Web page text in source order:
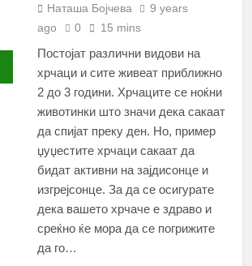
Наташа Бојчева
9 years
ago
0 15 mins
Постојат различни видови на
хрчаци и сите живеат приближно
2 до 3 години. Хрчаците се ноќни
животинки што значи дека сакаат
да спијат преку ден. Но, пример
џуџестите хрчаци сакаат да
бидат активни на зајдисонце и
изгрејсонце. За да се осигурате
дека вашето хрчаче е здраво и
среќно ќе мора да се погрижите
да го…